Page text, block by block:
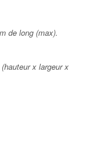
de long (max).
x largeur x